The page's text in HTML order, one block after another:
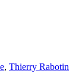
, Thierry Rabotin